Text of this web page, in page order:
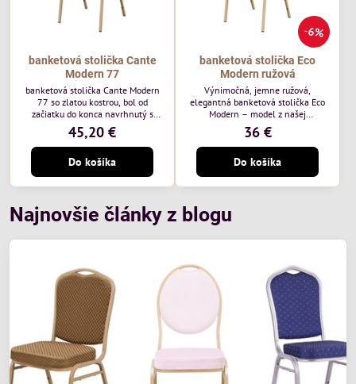
banketová stolička Cante
Modern 77
banketová stolička Cante Modern
77 so zlatou kostrou, bol od
začiatku do konca navrhnutý s
ohľadom na elegantné a
sofistikované priestory pre
pohostinstvá. Má zlatý rám a
čalúnenie Moss 07 od poľskej
značky Davis – béžová farba s
mäkkým povrchom je ideálna do
kombinuje klasický dizajn s
modernou funkčnosťou. Je odolná,
45,20 €
Do košíka
6%
banketová stolička Eco
Modern ružová
Výnimočná, jemne ružová,
elegantná banketová stolička Eco
Modern – model z našej
ekonomicky výhodnej rady. Táto
nová verzia je ešte lepšie
prispôsobená potrebám moderných
pohostinských priestorov, ako sú
hotely a reštaurácie. Medzi jej
charakteristické znaky patrí
gramážou 210 g/m2, odolný
oceľový rám, stohovateľný až 19
36 €
Do košíka
Najnovšie články z blogu